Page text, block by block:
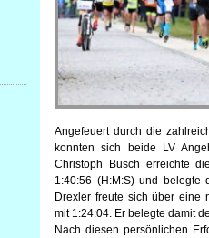
Angefeuert durch die
konnten sich beide LV
Christoph Busch erreichte
1:40:56 (H:M:S) und belegte
Drexler freute sich über eine
mit 1:24:04. Er belegte damit
Nach diesen persönlichen